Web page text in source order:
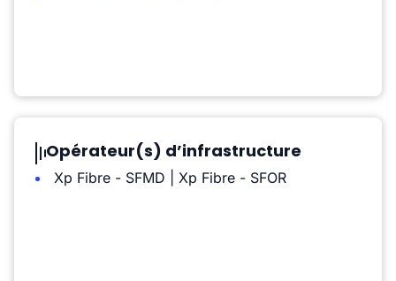
Opérateur(s) d’infrastructure
Xp Fibre - SFMD | Xp Fibre - SFOR